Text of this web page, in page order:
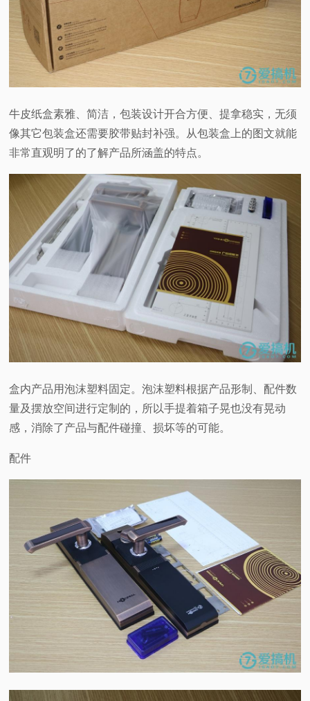
牛皮纸盒素雅、简洁，包装设计开合方便、提拿稳实，无须
像其它包装盒还需要胶带贴封补强。从包装盒上的图文就能
非常直观明了的了解产品所涵盖的特点。
盒内产品用泡沫塑料固定。泡沫塑料根据产品形制、配件数
量及摆放空间进行定制的，所以手提着箱子晃也没有晃动
感，消除了产品与配件碰撞、损坏等的可能。
配件